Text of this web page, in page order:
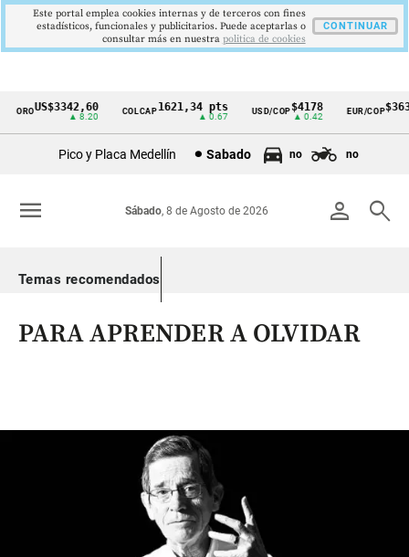
Cintillo
Colombia
OROUS$3342,60
▲ 8.20
COLCAP1621,34 pts
▲ 0.67
USD/COP$4178
▲ 0.42
EUR/COP$3639
Pico y Placa Medellín Sabado no no
person search
Sábado, 8 de Agosto de 2026
menu
Temas recomendados
PARA APRENDER A OLVIDAR
Este portal emplea cookies internas y de terceros con fines
estadísticos, funcionales y publicitarios. Puede aceptarlas o
consultar más en nuestra politica de cookies
CONTINUAR